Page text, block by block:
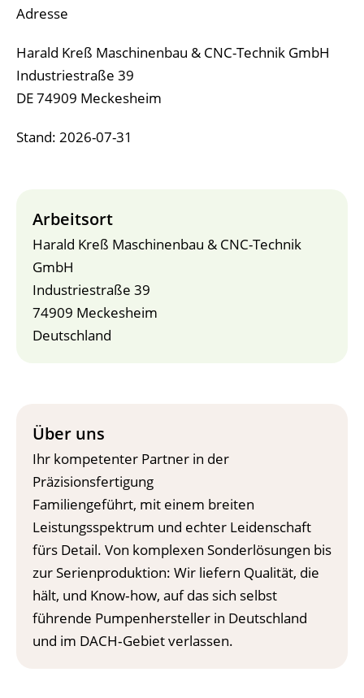
Adresse
Harald Kreß Maschinenbau & CNC-Technik GmbH
Industriestraße 39
DE 74909 Meckesheim
Stand: 2026-07-31
Arbeitsort
Harald Kreß Maschinenbau & CNC-Technik
GmbH
Industriestraße 39
74909 Meckesheim
Deutschland
Über uns
Ihr kompetenter Partner in der
Präzisionsfertigung
Familiengeführt, mit einem breiten
Leistungsspektrum und echter Leidenschaft
fürs Detail. Von komplexen Sonderlösungen bis
zur Serienproduktion: Wir liefern Qualität, die
hält, und Know‑how, auf das sich selbst
führende Pumpenhersteller in Deutschland
und im DACH‑Gebiet verlassen.